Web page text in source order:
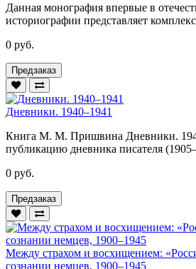
Данная монография впервые в
историографии представляет
0 руб.
Предзаказ
Дневники. 1940–1941
Книга М. М. Пришвина Дневники.
публикацию дневника писателя
0 руб.
Предзаказ
Между страхом и восхищением:
сознании немцев, 1900–1945